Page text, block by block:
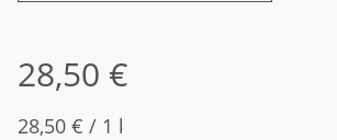
28,50 €
28,50 € / 1 l